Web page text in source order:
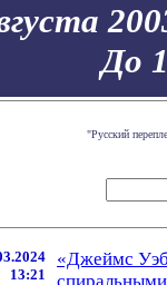
До
"Русский
13:21
«Джеймс